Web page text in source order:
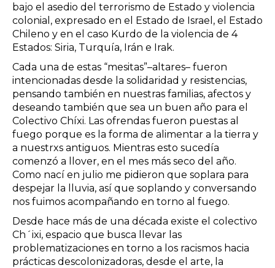
bajo el asedio del terrorismo de Estado y violencia
colonial, expresado en el Estado de Israel, el Estado
Chileno y en el caso Kurdo de la violencia de 4
Estados: Siria, Turquía, Irán e Irak.
Cada una de estas “mesitas”–altares– fueron
intencionadas desde la solidaridad y resistencias,
pensando también en nuestras familias, afectos y
deseando también que sea un buen año para el
Colectivo Chíxi. Las ofrendas fueron puestas al
fuego porque es la forma de alimentar a la tierra y
a nuestrxs antiguos. Mientras esto sucedía
comenzó a llover, en el mes más seco del año.
Como nací en julio me pidieron que soplara para
despejar la lluvia, así que soplando y conversando
nos fuimos acompañando en torno al fuego.
Desde hace más de una década existe el colectivo
Ch´ixi, espacio que busca llevar las
problematizaciones en torno a los racismos hacia
prácticas descolonizadoras, desde el arte, la